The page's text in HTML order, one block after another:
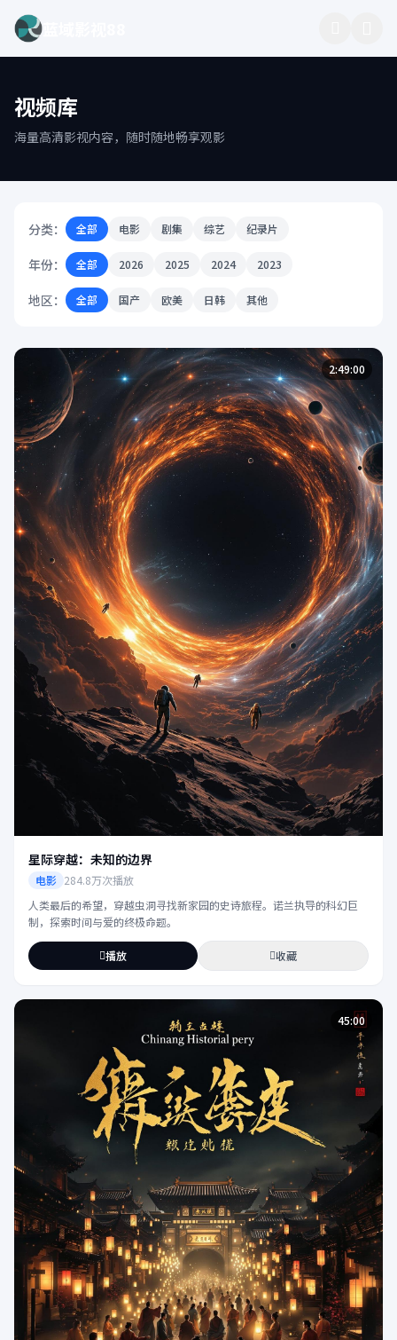
视频库
海量高清影视内容，随时随地畅享观影
分类： 全部 电影 剧集 综艺 纪录片
年份： 全部 2026 2025 2024 2023
地区： 全部 国产 欧美 日韩 其他
2:49:00
星际穿越：未知的边界
电影 284.8万次播放
人类最后的希望，穿越虫洞寻找新家园的史诗旅程。诺兰执导的科幻巨
制，探索时间与爱的终极命题。
播放 收藏
45:00